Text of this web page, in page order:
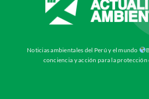
Noticias ambientales del Perú y el mundo
conciencia y acción para la protección